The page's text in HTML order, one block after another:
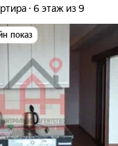
6 этаж из 9
показ